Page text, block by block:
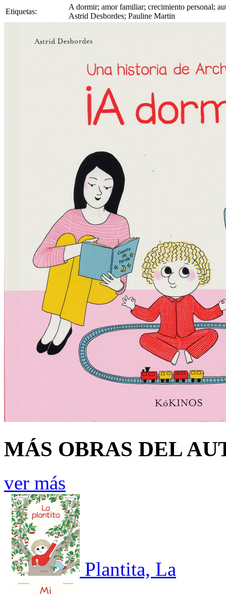
Etiquetas:
A dormir; amor familiar; crecimiento personal;
Astrid Desbordes; Pauline Martin
MÁS OBRAS DEL
ver más
Plantita, La